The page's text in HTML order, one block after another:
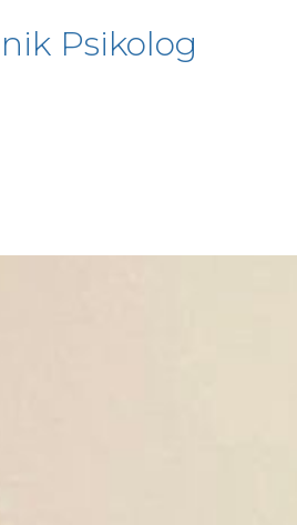
Psikolog